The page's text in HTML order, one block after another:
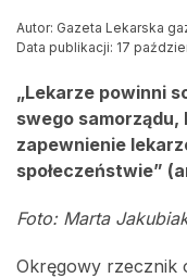
Autor: Gazeta Lekarska
Data publikacji: 17
„Lekarze powinni
swego
zapewnienie
społeczeństwie”
Foto: Marta
Okręgowy rzecznik